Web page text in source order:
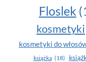
Floslek
kosmetyki
kosmetyki do
książka (18)